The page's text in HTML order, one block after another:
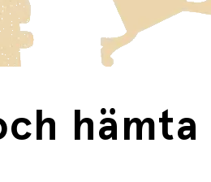
mer än 1500:-
hämta